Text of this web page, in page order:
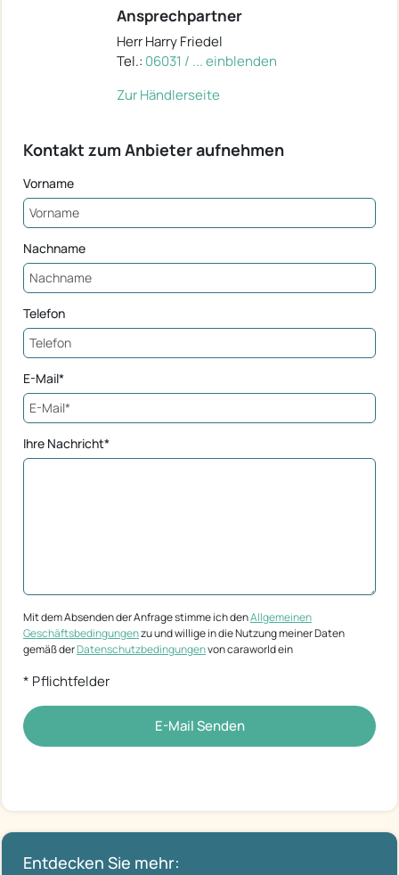
Ansprechpartner
Herr Harry Friedel
Tel.: 06031 / ... einblenden
Zur Händlerseite
Kontakt zum Anbieter aufnehmen
Vorname
Nachname
Telefon
E-Mail*
Ihre Nachricht*
Mit dem Absenden der Anfrage stimme ich denAllgemeinen
Geschäftsbedingungenzu und willige in die Nutzung meiner Daten
gemäß derDatenschutzbedingungenvon caraworld ein
* Pflichtfelder
E-Mail Senden
Entdecken Sie mehr: